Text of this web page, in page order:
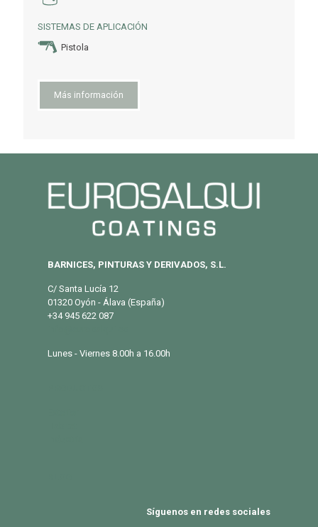
SISTEMAS DE APLICACIÓN
Pistola
Más información
BARNICES, PINTURAS Y DERIVADOS, S.L.
C/ Santa Lucía 12
01320 Oyón - Álava (España)
+34 945 622 087
Lunes - Viernes 8.00h a 16.00h
Síguenos en redes sociales